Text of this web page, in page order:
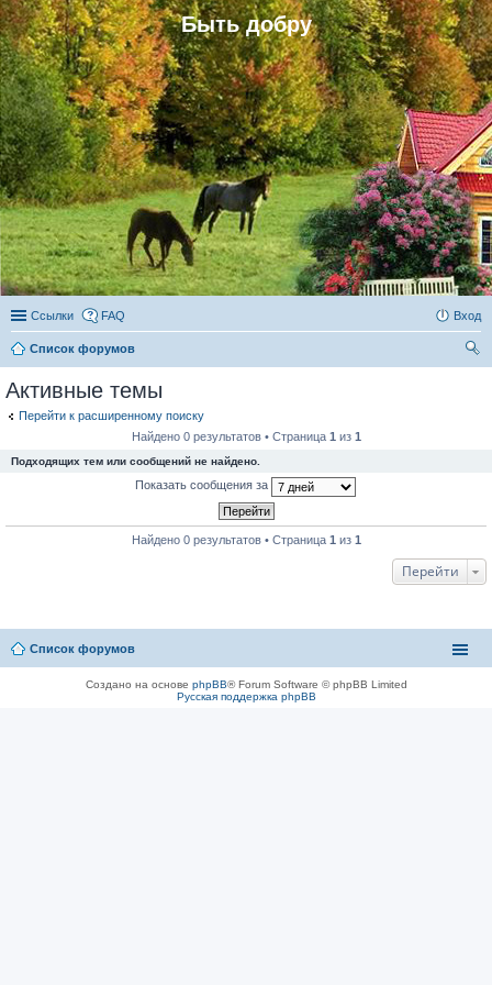
Быть добру
Ссылки FAQ Вход
Список форумов
Активные темы
Перейти к расширенному поиску
Найдено 0 результатов • Страница 1 из 1
Подходящих тем или сообщений не найдено.
Показать сообщения за
Найдено 0 результатов • Страница 1 из 1
Перейти
Список форумов
Создано на основе phpBB® Forum Software © phpBB Limited
Русская поддержка phpBB